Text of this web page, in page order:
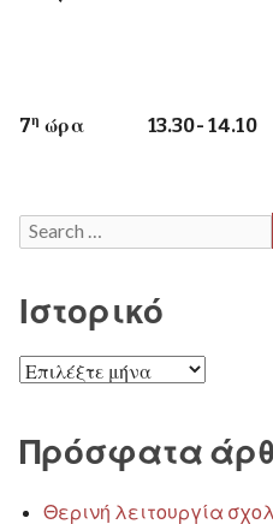
7η ώρα 13.30- 14.10
Search
Ιστορικό
Ιστορικό
Πρόσφατα
Θερινή λειτουργία